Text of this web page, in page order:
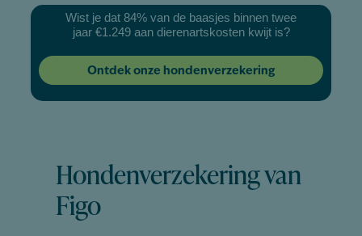
Wist je dat 84% van de baasjes binnen twee
jaar €1.249 aan dierenartskosten kwijt is?
Ontdek onze hondenverzekering
Hondenverzekering van
Figo